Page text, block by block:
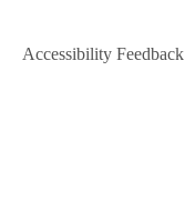
Accessibility Feedback